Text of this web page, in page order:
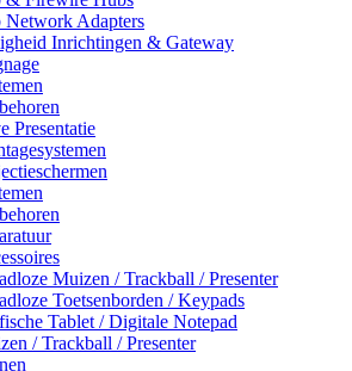
Network Adapters
Inrichtingen & Gateway
Presentatie
Muizen / Trackball / Presenter
Toetsenborden / Keypads
Tablet / Digitale Notepad
/ Trackball / Presenter